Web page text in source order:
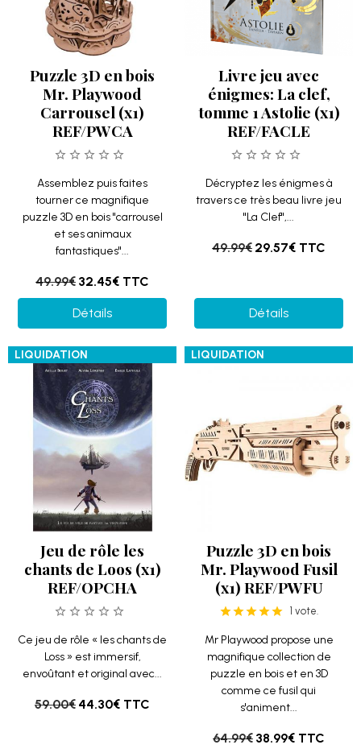
Puzzle 3D en bois
Mr. Playwood
Carrousel (x1)
REF/PWCA
Assemblez puis faites
tourner ce magnifique
puzzle 3D en bois "carrousel
et ses animaux
fantastiques"...
49.99€ 32.45€ TTC
Détails
Livre jeu avec
énigmes: La clef,
tomme 1 Astolie (x1)
REF/FACLE
Décryptez les énigmes à
travers ce très beau livre jeu
"La Clef",...
49.99€ 29.57€ TTC
Détails
LIQUIDATION
Jeu de rôle les
chants de Loos (x1)
REF/OPCHA
Ce jeu de rôle « les chants de
Loss » est immersif,
envoûtant et original avec...
59.00€ 44.30€ TTC
LIQUIDATION
Puzzle 3D en bois
Mr. Playwood Fusil
(x1) REF/PWFU
1 vote.
Mr Playwood propose une
magnifique collection de
puzzle en bois et en 3D
comme ce fusil qui
s'animent...
64.99€ 38.99€ TTC